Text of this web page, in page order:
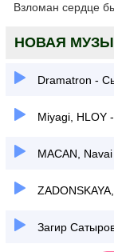
Взломан сердце
НОВАЯ
Dramatron -
Miyagi, HLOY
MACAN,
Загир